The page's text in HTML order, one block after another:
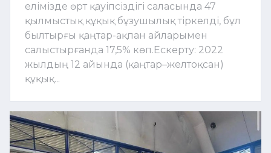
елімізде өрт қауіпсіздігі саласында 47
қылмыстық құқық бұзушылық тіркелді, бұл
былтырғы қаңтар-ақпан айларымен
салыстырғанда 17,5% көп.Ескерту: 2022
жылдың 12 айында (қаңтар–желтоқсан)
құқық...